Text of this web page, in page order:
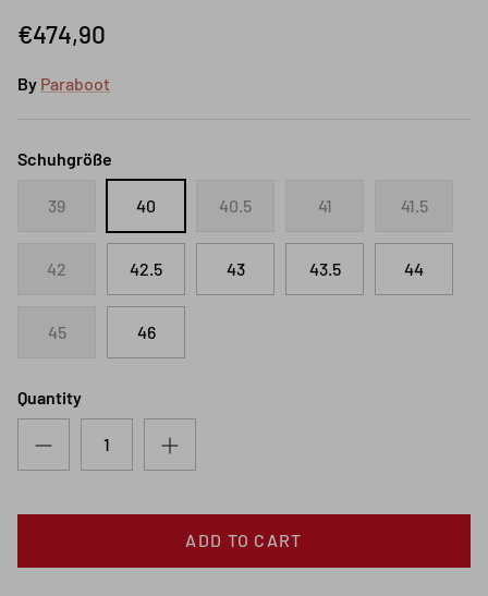
€474,90
By Paraboot
Schuhgröße
39 40 40.5 41 41.5
42 42.5 43 43.5 44
45 46
Quantity
ADD TO CART